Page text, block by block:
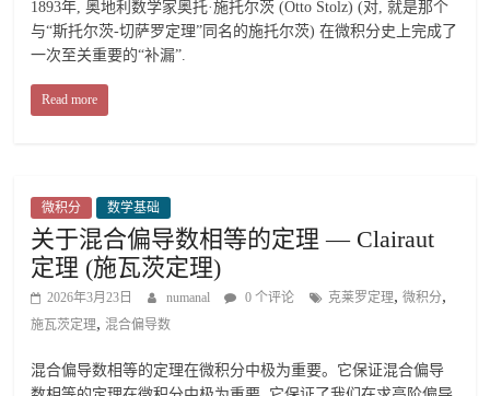
1893年, 奥地利数学家奥托·施托尔茨 (Otto Stolz) (对, 就是那个
与“斯托尔茨-切萨罗定理”同名的施托尔茨) 在微积分史上完成了
一次至关重要的“补漏”.
Read more
微积分 数学基础
关于混合偏导数相等的定理 — Clairaut
定理 (施瓦茨定理)
2026年3月23日 numanal 0 个评论 克莱罗定理,微积分,
施瓦茨定理, 混合偏导数
混合偏导数相等的定理在微积分中极为重要。它保证混合偏导